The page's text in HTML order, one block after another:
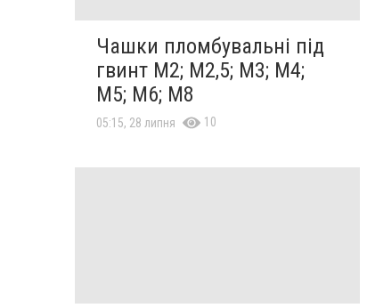
Чашки пломбувальні під
гвинт М2; М2,5; М3; М4;
М5; М6; М8
05:15, 28 липня 10